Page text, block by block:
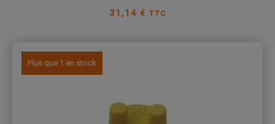
Prix
31,14 € TTC
Plus que 1 en stock